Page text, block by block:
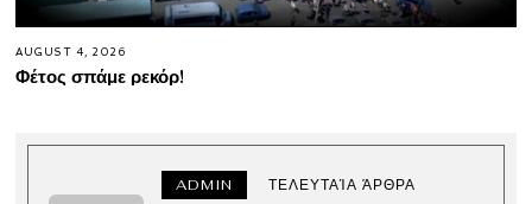
AUGUST 4, 2026
Φέτος σπάμε ρεκόρ!
ADMIN ΤΕΛΕΥΤΑΊΑ ΆΡΘΡΑ